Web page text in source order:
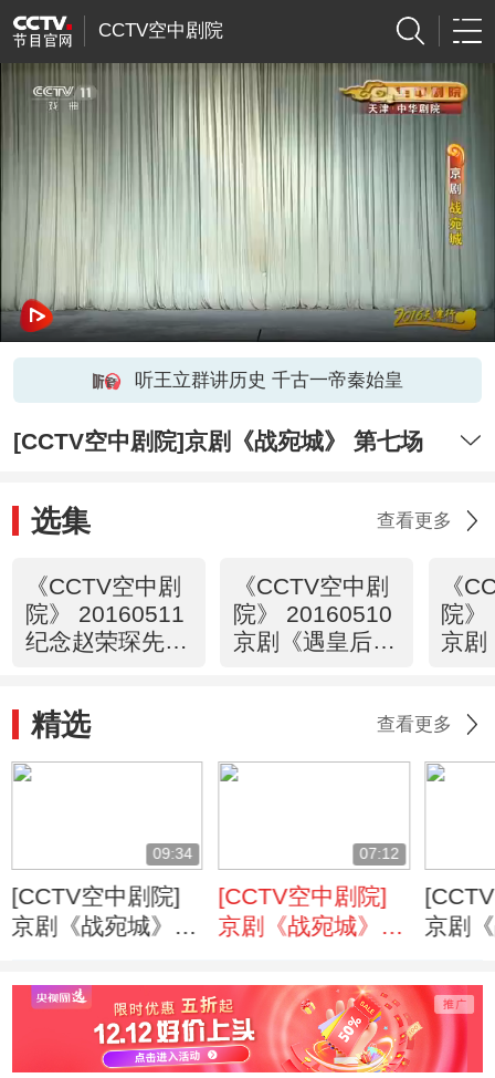
CCTV空中剧院
听王立群讲历史 千古一帝秦始皇
[CCTV空中剧院]京剧《战宛城》 第七场
选集 查看更多
《CCTV空中剧
院》 20160511
纪念赵荣琛先生
谈）
《CCTV空中剧
院》 20160510
京剧《遇皇后·
《
院》
京剧
精选 查看更多
09:34
[CCTV空中剧院]
京剧《战宛城》
07:12
[CCTV空中剧院]
京剧《战宛城》
京剧